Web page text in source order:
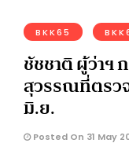
BKK65
ชัชชาติ ผู้ว่า
สุวรรณที่ตรว
มิ.ย.
Posted On 31 May